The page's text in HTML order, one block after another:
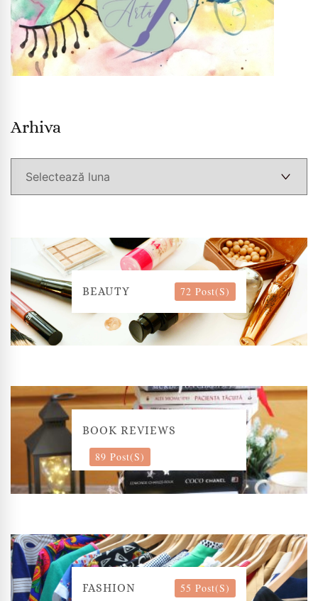
Arhiva
BEAUTY 72 Post(s)
BOOK REVIEWS
89 Post(s)
FASHION 55 Post(s)